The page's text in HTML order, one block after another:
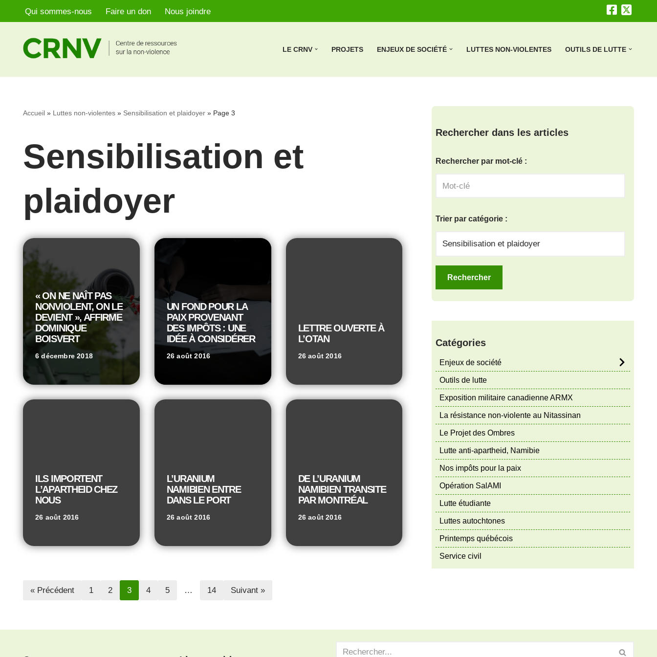
contenu
Qui sommes-nous Faire un don Nous joindre
LE CRNV PROJETS ENJEUX DE SOCIÉTÉ LUTTES NON-VIOLENTES OUTILS DE LUTTE
Accueil » Luttes non-violentes » Sensibilisation et plaidoyer » Page 3
Sensibilisation et
plaidoyer
« ON NE NAÎT PAS
NONVIOLENT, ON LE
DEVIENT », AFFIRME
DOMINIQUE
BOISVERT
6 décembre 2018
UN FOND POUR LA
PAIX PROVENANT
DES IMPÔTS : UNE
IDÉE À CONSIDÉRER
26 août 2016
LETTRE OUVERTE À
L’OTAN
26 août 2016
ILS IMPORTENT
L’APARTHEID CHEZ
NOUS
26 août 2016
L’URANIUM
NAMIBIEN ENTRE
DANS LE PORT
26 août 2016
DE L’URANIUM
NAMIBIEN TRANSITE
PAR MONTRÉAL
26 août 2016
« Précédent 1 2 3 4 5 … 14 Suivant »
Rechercher dans les articles
Rechercher par mot-clé :
Trier par catégorie :
Catégories
Enjeux de société
Outils de lutte
Exposition militaire canadienne ARMX
La résistance non-violente au Nitassinan
Le Projet des Ombres
Lutte anti-apartheid, Namibie
Nos impôts pour la paix
Opération SalAMI
Lutte étudiante
Luttes autochtones
Printemps québécois
Service civil